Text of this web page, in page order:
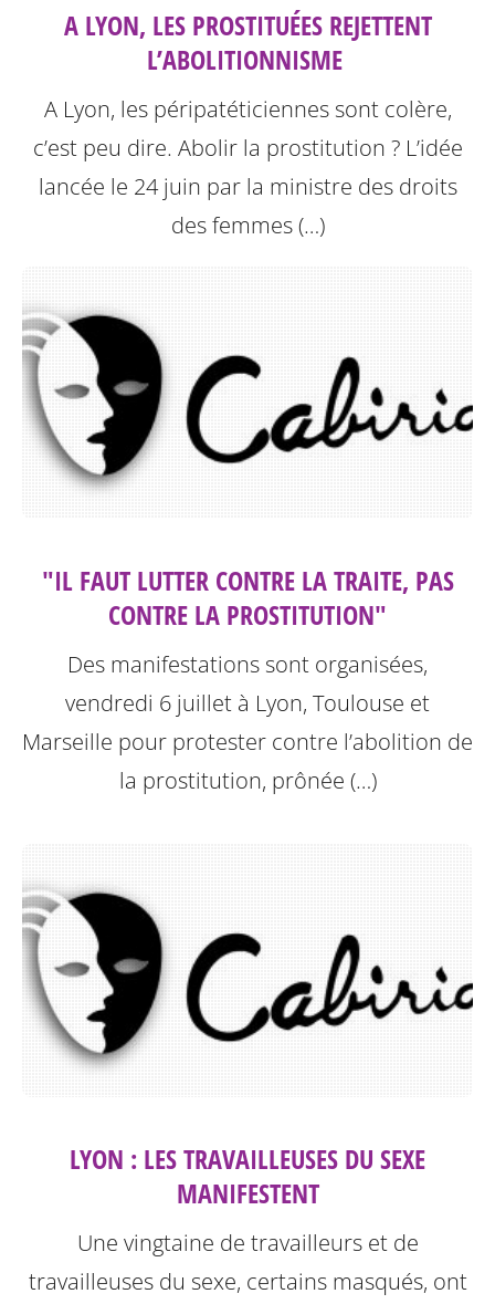
A LYON, LES PROSTITUÉES REJETTENT
L’ABOLITIONNISME ‎
A Lyon, les péripatéticiennes sont colère,
c’est peu dire. Abolir la prostitution ? L’idée
lancée le 24 juin par la ministre des droits
des femmes (…)
"IL FAUT LUTTER CONTRE LA TRAITE, PAS
CONTRE LA PROSTITUTION"
Des manifestations sont organisées,
vendredi 6 juillet à Lyon, Toulouse et
Marseille pour protester contre l’abolition de
la prostitution, prônée (…)
LYON : LES TRAVAILLEUSES DU SEXE
MANIFESTENT
Une vingtaine de travailleurs et de
travailleuses du sexe, certains masqués, ont